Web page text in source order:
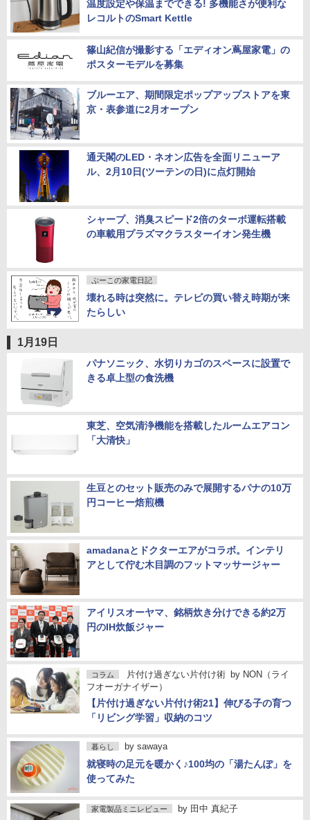
温度設定や保温までできる! 多機能さが便利な
レコルトのSmart Kettle
篠山紀信が撮影する「エディオン蔦屋家電」の
ポスターモデルを募集
ブルーエア、期間限定ポップアップストアを東
京・表参道に2月オープン
通天閣のLED・ネオン広告を全面リニューア
ル、2月10日(ツーテンの日)に点灯開始
シャープ、消臭スピード2倍のターボ運転搭載
の車載用プラズマクラスターイオン発生機
ぷーこの家電日記
壊れる時は突然に。テレビの買い替え時期が来
たらしい
1月19日
パナソニック、水切りカゴのスペースに設置で
きる卓上型の食洗機
東芝、空気清浄機能を搭載したルームエアコン
「大清快」
生豆とのセット販売のみで展開するパナの10万
円コーヒー焙煎機
amadanaとドクターエアがコラボ。インテリ
アとして佇む木目調のフットマッサージャー
アイリスオーヤマ、銘柄炊き分けできる約2万
円のIH炊飯ジャー
コラム 片付け過ぎない片付け術 by NON（ライ
フオーガナイザー）
【片付け過ぎない片付け術21】伸びる子の育つ
「リビング学習」収納のコツ
暮らし by sawaya
就寝時の足元を暖かく♪100均の「湯たんぽ」を
使ってみた
家電製品ミニレビュー by 田中 真紀子